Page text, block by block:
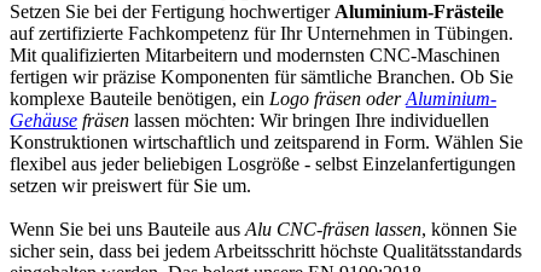
Setzen Sie bei der Fertigung hochwertiger Aluminium-Frästeile
auf zertifizierte Fachkompetenz für Ihr Unternehmen in Tübingen.
Mit qualifizierten Mitarbeitern und modernsten CNC-Maschinen
fertigen wir präzise Komponenten für sämtliche Branchen. Ob Sie
komplexe Bauteile benötigen, ein Logo fräsen oderAluminium-
Gehäuse fräsen lassen möchten: Wir bringen Ihre individuellen
Konstruktionen wirtschaftlich und zeitsparend in Form. Wählen Sie
flexibel aus jeder beliebigen Losgröße - selbst Einzelanfertigungen
setzen wir preiswert für Sie um.
Wenn Sie bei uns Bauteile aus Alu CNC-fräsen lassen, können Sie
sicher sein, dass bei jedem Arbeitsschritt höchste Qualitätsstandards